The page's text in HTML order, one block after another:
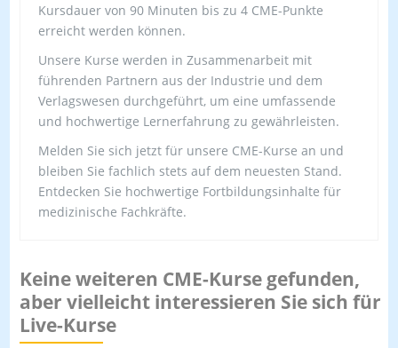
Kursdauer von 90 Minuten bis zu 4 CME-Punkte
erreicht werden können.
Unsere Kurse werden in Zusammenarbeit mit
führenden Partnern aus der Industrie und dem
Verlagswesen durchgeführt, um eine umfassende
und hochwertige Lernerfahrung zu gewährleisten.
Melden Sie sich jetzt für unsere CME-Kurse an und
bleiben Sie fachlich stets auf dem neuesten Stand.
Entdecken Sie hochwertige Fortbildungsinhalte für
medizinische Fachkräfte.
Keine weiteren CME-Kurse gefunden,
aber vielleicht interessieren Sie sich für
Live-Kurse